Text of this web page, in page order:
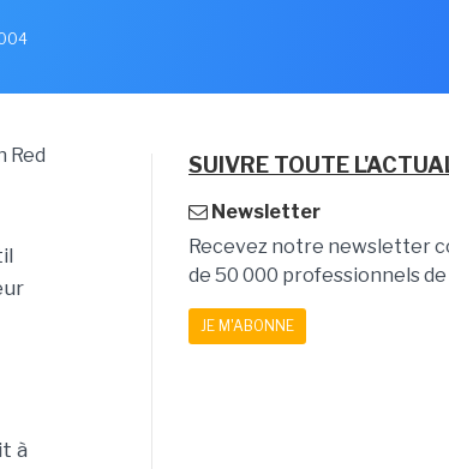
à
SUIVRE TOUTE
Newsletter
Recevez notre newsletter
de 50 000 professionnels de
JE M'ABONNE